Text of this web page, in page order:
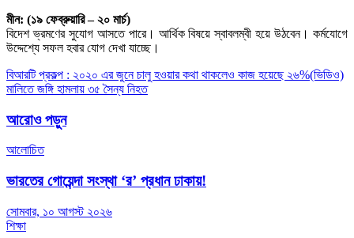
মীন: (১৯ ফেব্রুয়ারি – ২০ মার্চ)
বিদেশ ভ্রমণের সুযোগ আসতে পারে। আর্থিক বিষয়ে স্বাবলম্বী হয়ে উঠবেন। কর্মযোগে
উদ্দেশ্যে সফল হবার যোগ দেখা যাচ্ছে।
Post
navigation
বিআরটি প্রকল্প : ২০২০ এর জুনে চালু হওয়ার কথা থাকলেও কাজ হয়েছে ২৬%(ভিডিও)
মালিতে জঙ্গি হামলায় ৩৫ সৈন্য নিহত
আরোও পড়ুন
আলোচিত
ভারতের গোয়েন্দা সংস্থা ‘র’ প্রধান ঢাকায়!
সোমবার, ১০ আগস্ট ২০২৬
শিক্ষা